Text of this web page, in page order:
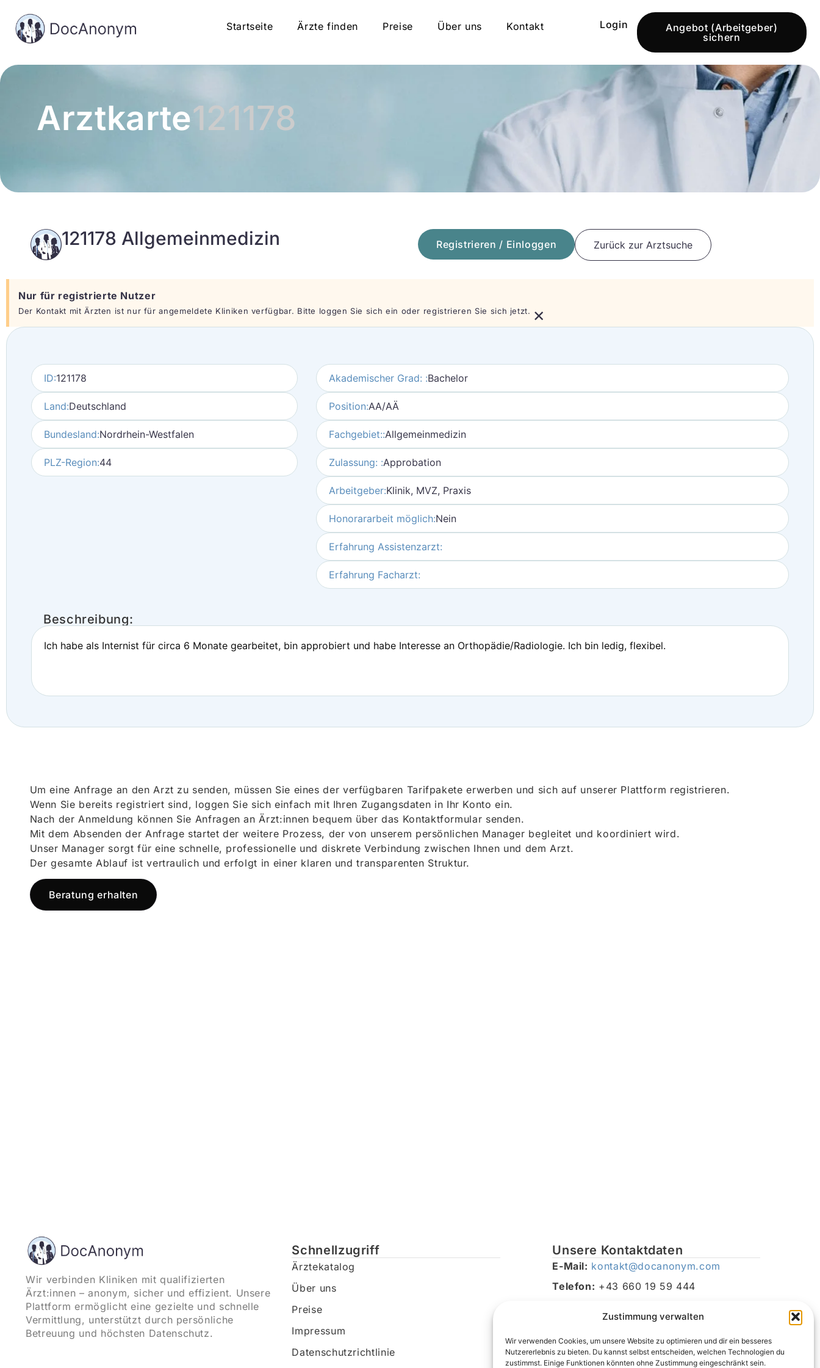
Zustimmung verwalten
Wir verwenden Cookies, um unsere Website zu optimieren und dir ein besseres
Nutzererlebnis zu bieten. Du kannst selbst entscheiden, welchen Technologien du
zustimmst. Einige Funktionen könnten ohne Zustimmung eingeschränkt sein.
Startseite Ärzte finden Preise Über uns Kontakt Login
Angebot (Arbeitgeber)
sichern
Arztkarte121178
121178 Allgemeinmedizin Registrieren / Einloggen Zurück zur Arztsuche
Nur für registrierte Nutzer
Der Kontakt mit Ärzten ist nur für angemeldete Kliniken verfügbar. Bitte loggen Sie sich ein oder registrieren Sie sich jetzt. ×
ID:121178
Land:Deutschland
Bundesland:Nordrhein-Westfalen
PLZ-Region:44
Akademischer Grad: :Bachelor
Position:AA/AÄ
Fachgebiet::Allgemeinmedizin
Zulassung: :Approbation
Arbeitgeber:Klinik, MVZ, Praxis
Honorararbeit möglich:Nein
Erfahrung Assistenzarzt:
Erfahrung Facharzt:
Beschreibung:
Ich habe als Internist für circa 6 Monate gearbeitet, bin approbiert und habe Interesse an Orthopädie/Radiologie. Ich bin ledig, flexibel.
Um eine Anfrage an den Arzt zu senden, müssen Sie eines der verfügbaren Tarifpakete erwerben und sich auf unserer Plattform registrieren.
Wenn Sie bereits registriert sind, loggen Sie sich einfach mit Ihren Zugangsdaten in Ihr Konto ein.
Nach der Anmeldung können Sie Anfragen an Ärzt:innen bequem über das Kontaktformular senden.
Mit dem Absenden der Anfrage startet der weitere Prozess, der von unserem persönlichen Manager begleitet und koordiniert wird.
Unser Manager sorgt für eine schnelle, professionelle und diskrete Verbindung zwischen Ihnen und dem Arzt.
Der gesamte Ablauf ist vertraulich und erfolgt in einer klaren und transparenten Struktur.
Beratung erhalten
Wir verbinden Kliniken mit qualifizierten
Ärzt:innen – anonym, sicher und effizient. Unsere
Plattform ermöglicht eine gezielte und schnelle
Vermittlung, unterstützt durch persönliche
Betreuung und höchsten Datenschutz.
Schnellzugriff
Ärztekatalog
Über uns
Preise
Impressum
Datenschutzrichtlinie
Unsere Kontaktdaten
E-Mail: kontakt@docanonym.com
Telefon: +43 660 19 59 444
Traunsee, Österreich